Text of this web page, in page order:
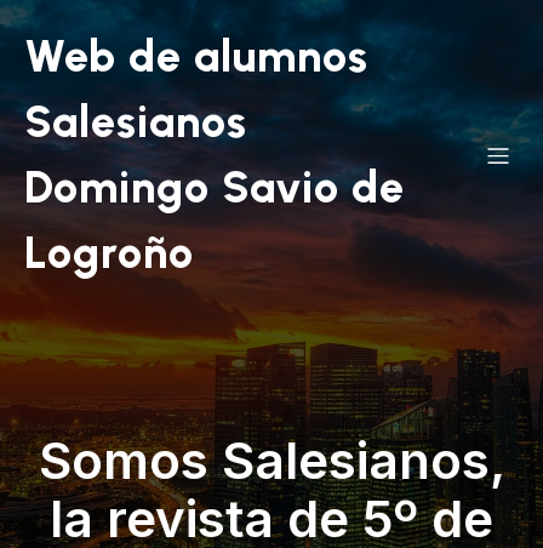
Web de alumnos
Salesianos
Domingo Savio de
Logroño
Somos Salesianos,
la revista de 5º de